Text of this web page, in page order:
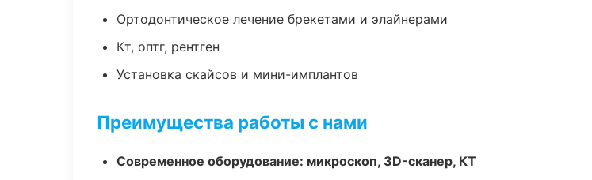
Ортодонтическое лечение брекетами и элайнерами
Кт, оптг, рентген
Установка скайсов и мини-имплантов
Преимущества работы с нами
Современное оборудование: микроскоп, 3D-сканер, КТ